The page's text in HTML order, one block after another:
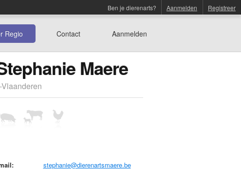
Aanmelden Registreer
Ben je dierenarts?
Regio Contact Aanmelden
Maere
stephanie@dierenartsmaere.be